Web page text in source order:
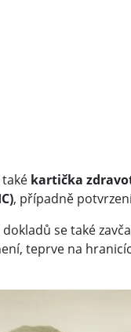
kartička
, případně
se také
teprve na